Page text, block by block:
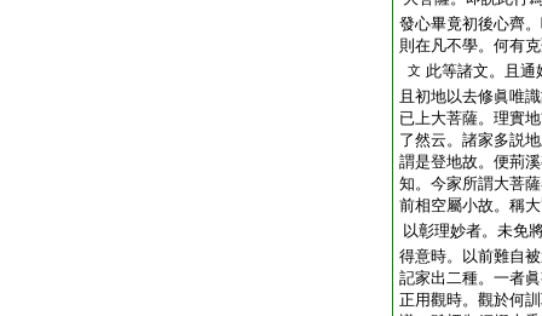
發心畢竟初後心齊
則在凡不學。何有
文 此等諸文。且通
且初地以去修眞唯
已上大菩薩。理實
了然云。諸家多説
謂是登地故。便荊
知。今家所謂大菩
前相空屬小故。稱
以彰理妙者。未免
得意時。以前難自
記家出二種。一者
正用觀時。觀於何